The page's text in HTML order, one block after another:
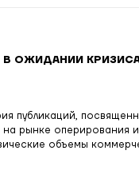
В ОЖИДАНИИ
публикаций,
рынке оперирования
объемы